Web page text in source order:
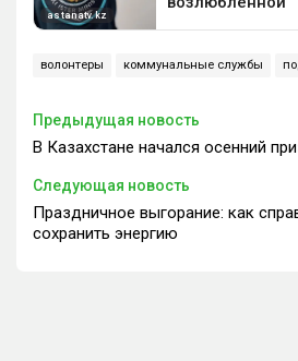
волонтеры коммунальные службы
Предыдущая новость
В Казахстане начался осенний
Следующая новость
Праздничное выгорание: как
сохранить энергию